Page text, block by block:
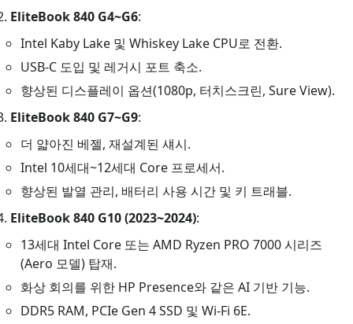
EliteBook 840 G4~G6:
Intel Kaby Lake 및 Whiskey Lake CPU로 전환.
USB-C 도입 및 레거시 포트 축소.
향상된 디스플레이 옵션(1080p, 터치스크린, Sure View).
EliteBook 840 G7~G9:
더 얇아진 베젤, 재설계된 섀시.
Intel 10세대~12세대 Core 프로세서.
향상된 발열 관리, 배터리 사용 시간 및 키 트래블.
EliteBook 840 G10 (2023~2024):
13세대 Intel Core 또는 AMD Ryzen PRO 7000 시리즈
(Aero 모델) 탑재.
화상 회의를 위한 HP Presence와 같은 AI 기반 기능.
DDR5 RAM, PCIe Gen 4 SSD 및 Wi-Fi 6E.